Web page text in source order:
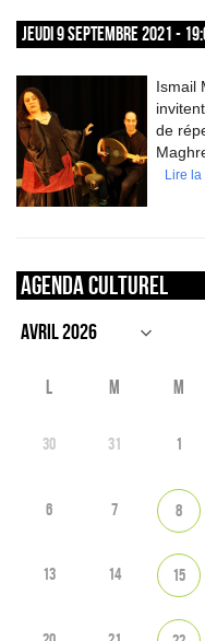
JEUDI 9 SEPTEMBRE 2021 -
Ismail
de
Lire la
Agenda culturel
L M M
30 31 1
6 7 8
13 14 15